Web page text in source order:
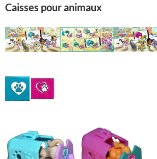
Caisses pour animaux